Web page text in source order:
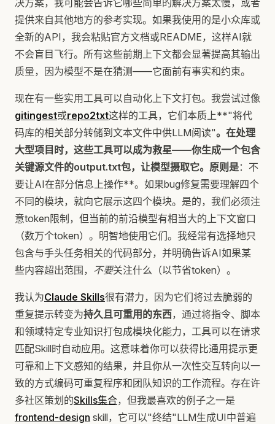
决方案，我可能会告诉它哪些简单的解决方案太慢，或者
提供来自其他地方的参考实现。如果我使用的是小众库或
全新的API，我会粘贴官方文档或README，这样AI就
不会盲目飞行。所有这些前期上下文都会显著提高其输出
质量，因为模型不是在猜测——它面前有事实和约束。
现在有一些实用工具可以自动化上下文打包。我尝试过像
gitingest或repo2txt这样的工具，它们本质上**"将代
码库的相关部分转储到文本文件中供LLM阅读"。在处理
大型项目时，这些工具可以成为救星——你生成一个包含
关键源文件的output.txt包，让模型摄取它。原则是：不
要让AI在部分信息上操作**。如果bug修复需要理解四个
不同的模块，就向它展示这四个模块。是的，我们必须注
意token限制，但当前的前沿模型有相当大的上下文窗口
（数万个token）。明智地使用它们。我经常有选择地只
包含与手头任务相关的代码部分，并明确告诉AI如果某
些内容超出范围， 不要关注什么（以节省token）。
我认为Claude Skills很有潜力，因为它们将过去脆弱的
重复提示转变为持久且可重用的东西，通过将指令、脚本
和领域特定专业知识打包成模块化能力，工具可以在请求
匹配Skill时自动应用。这意味着你可以获得比通用提示更
可靠和上下文感知的结果，并且你从一次性交互转向以一
致的方式编码可重复程序和团队知识的工作流程。存在许
多社区策划的Skills集合，但我最喜欢的例子之一是
frontend-design skill，它可以"终结"LLM生成UI中普遍